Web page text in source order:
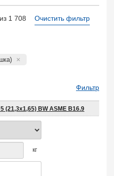
из 1 708 Очистить фильтр
Фильтр
(21,3х1,65) BW ASME B16.9
кг